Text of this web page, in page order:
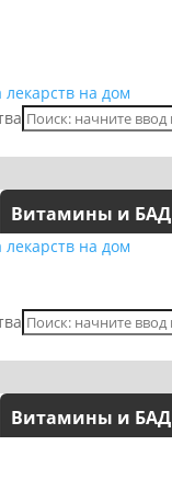
Витамины и БАД
Витамины и БАД